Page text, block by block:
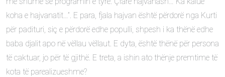
koha e hajvanatit…”. E para, fjala hajvan është përdorë nga Kurti
për padituri, siç e përdorë edhe populli, shpesh i ka thënë edhe
baba djalit apo në vëllau vëllaut. E dyta, është thënë për persona
të caktuar, jo për të gjithë. E treta, a ishin ato thënje premtime të
kota të parealizueshme?